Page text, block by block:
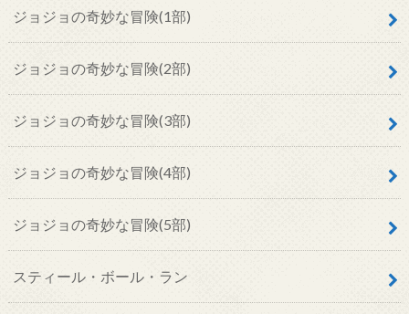
ジョジョの奇妙な冒険(1部)
ジョジョの奇妙な冒険(2部)
ジョジョの奇妙な冒険(3部)
ジョジョの奇妙な冒険(4部)
ジョジョの奇妙な冒険(5部)
スティール・ボール・ラン